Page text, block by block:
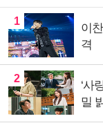
1
이
격
2
‘사
밀